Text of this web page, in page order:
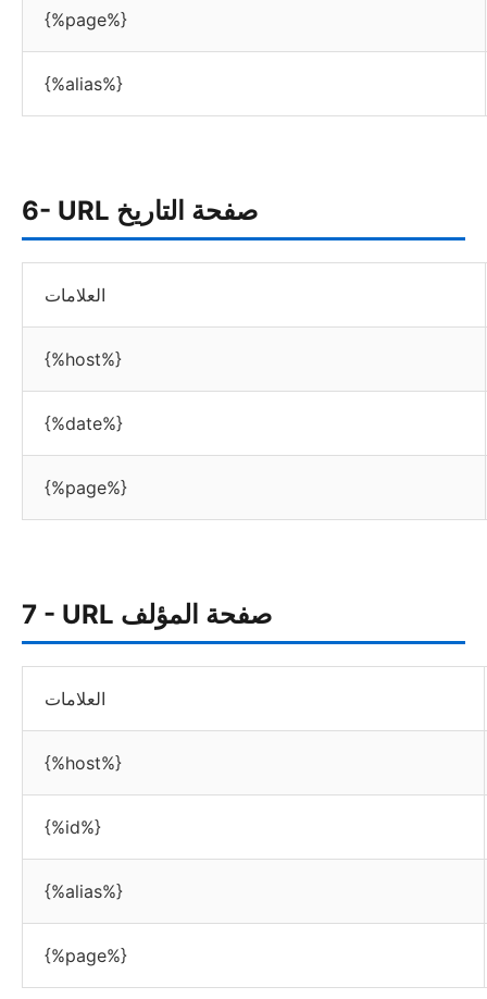
{%page%}
{%alias%}
6- URL صفحة التاريخ
العلامات
{%host%}
{%date%}
{%page%}
7 - URL صفحة المؤلف
العلامات
{%host%}
{%id%}
{%alias%}
{%page%}